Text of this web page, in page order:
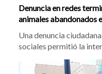
Denuncia en redes
animales abandonados
Una denuncia
sociales permitió la
una vivienda del barrio
fueron hallados un